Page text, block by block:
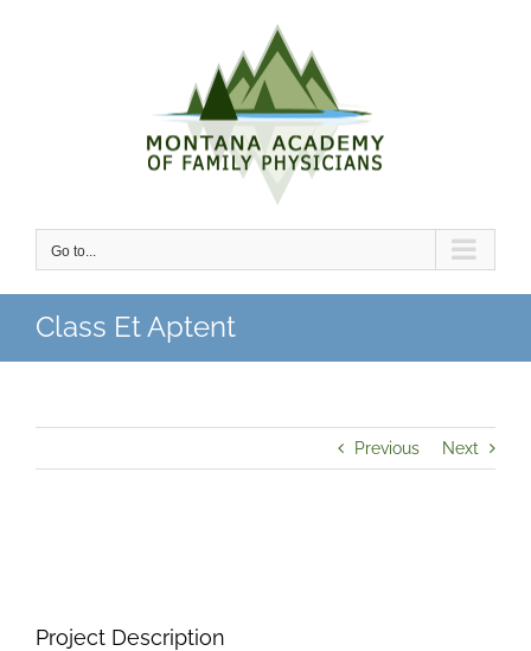
Go to...
Class Et Aptent
Previous Next
Project Description